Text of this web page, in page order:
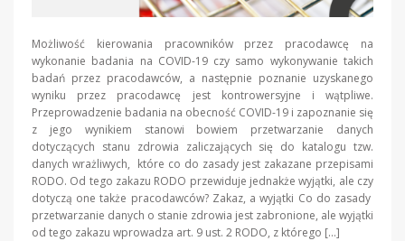
Możliwość kierowania pracowników przez pracodawcę na
wykonanie badania na COVID-19 czy samo wykonywanie takich
badań przez pracodawców, a następnie poznanie uzyskanego
wyniku przez pracodawcę jest kontrowersyjne i wątpliwe.
Przeprowadzenie badania na obecność COVID-19 i zapoznanie się
z jego wynikiem stanowi bowiem przetwarzanie danych
dotyczących stanu zdrowia zaliczających się do katalogu tzw.
danych wrażliwych, które co do zasady jest zakazane przepisami
RODO. Od tego zakazu RODO przewiduje jednakże wyjątki, ale czy
dotyczą one także pracodawców? Zakaz, a wyjątki Co do zasady
przetwarzanie danych o stanie zdrowia jest zabronione, ale wyjątki
od tego zakazu wprowadza art. 9 ust. 2 RODO, z którego […]